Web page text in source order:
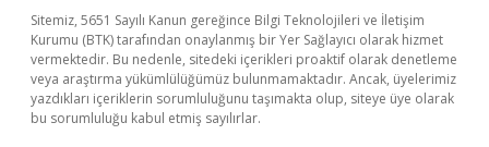
Sitemiz, 5651 Sayılı Kanun gereğince Bilgi Teknolojileri ve İletişim
Kurumu (BTK) tarafından onaylanmış bir Yer Sağlayıcı olarak hizmet
vermektedir. Bu nedenle, sitedeki içerikleri proaktif olarak denetleme
veya araştırma yükümlülüğümüz bulunmamaktadır. Ancak, üyelerimiz
yazdıkları içeriklerin sorumluluğunu taşımakta olup, siteye üye olarak
bu sorumluluğu kabul etmiş sayılırlar.